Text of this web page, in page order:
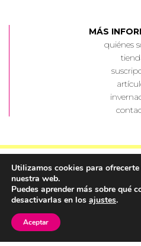
MÁS
quiénes
Política de Privacidad||
Utilizamos cookies para
nuestra web.
Puedes aprender más sobre qué
desactivarlas en los ajustes.
Aceptar